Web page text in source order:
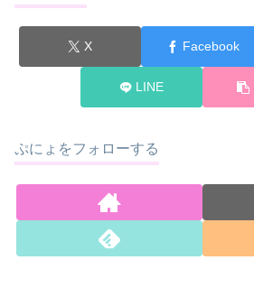
X Facebook
LINE
ぷにょをフォローする